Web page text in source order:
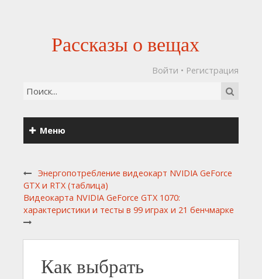
Рассказы о вещах
Войти • Регистрация
Меню
Энергопотребление видеокарт NVIDIA GeForce
GTX и RTX (таблица)
Видеокарта NVIDIA GeForce GTX 1070:
характеристики и тесты в 99 играх и 21 бенчмарке
Как выбрать